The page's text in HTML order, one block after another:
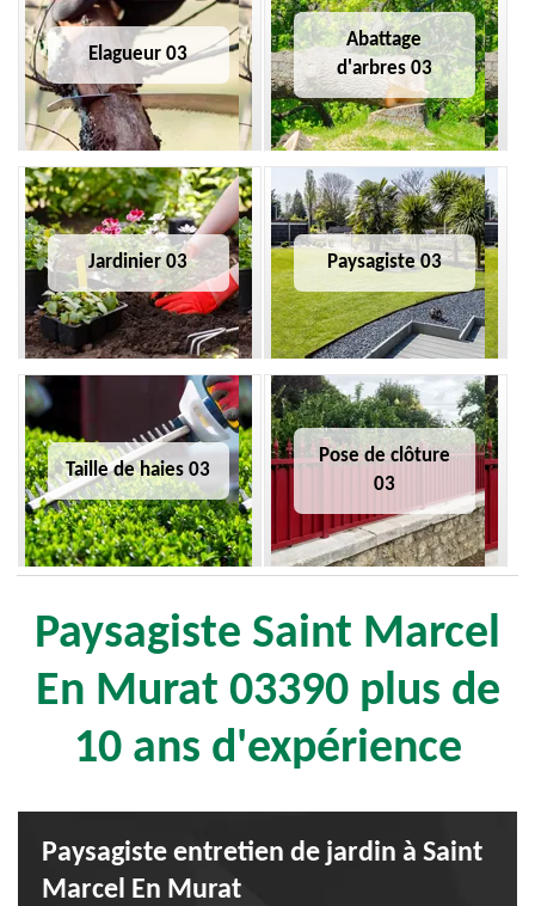
Elagueur 03
Abattage
d'arbres 03
Jardinier 03 Paysagiste 03
Taille de haies 03
Pose de clôture
03
Paysagiste Saint Marcel
En Murat 03390 plus de
10 ans d'expérience
Paysagiste entretien de jardin à Saint
Marcel En Murat